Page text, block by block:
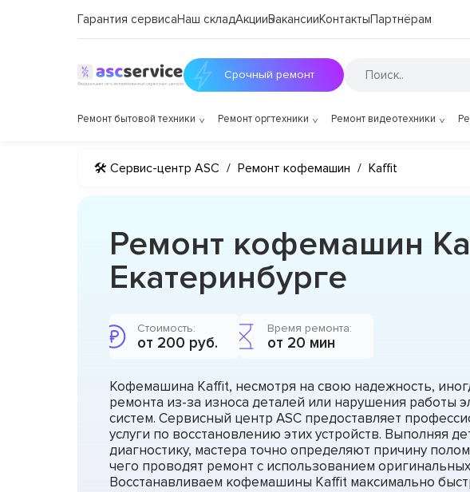
Гарантия сервисаНаш складАкцииВакансииКонтактыПартнёрам
Срочный ремонт
Ремонт бытовой техники Ремонт оргтехники Ремонт видеотехники
🛠 Сервис-центр ASC / Ремонт кофемашин / Kaffit
Ремонт кофемашин
Екатеринбурге
Стоимость:
от 200 руб.
Время ремонта:
от 20 мин
Кофемашина Kaffit, несмотря на свою надежность,
ремонта из-за износа деталей или нарушения работы
систем. Сервисный центр ASC предоставляет
услуги по восстановлению этих устройств. Выполняя
диагностику, мастера точно определяют причину
чего проводят ремонт с использованием
Восстанавливаем кофемашины Kaffit максимально